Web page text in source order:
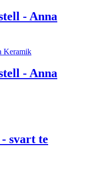
- Anna
- Anna
svart te